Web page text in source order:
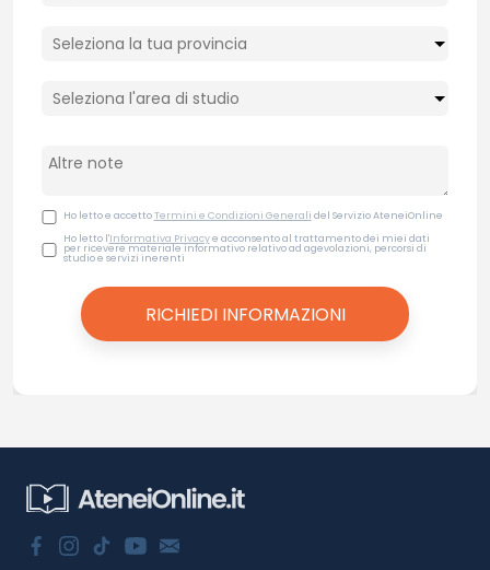
Ho letto e accettoTermini e Condizioni Generali del Servizio AteneiOnline
Ho letto l'Informativa Privacye acconsento al trattamento dei miei dati
per ricevere materiale informativo relativo ad agevolazioni, percorsi di
studio e servizi inerenti